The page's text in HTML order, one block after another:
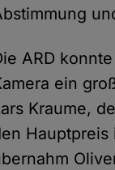
ARD
ein
Kraume,
Hauptpreis